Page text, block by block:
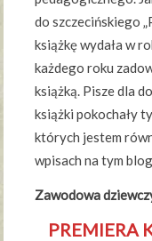
do szczecińskiego
książkę wydała w
każdego roku
książką. Pisze dla
książki pokochały
których jestem
wpisach na tym
Zawodowa
PREMIERA